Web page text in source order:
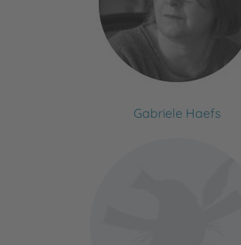
Gabriele Haefs